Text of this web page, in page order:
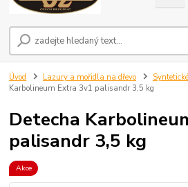
Úvod Lazury a mořidla na dřevo
Karbolineum Extra 3v1 palisandr 3,5 kg
Detecha
palisandr 3,5 kg
Akce